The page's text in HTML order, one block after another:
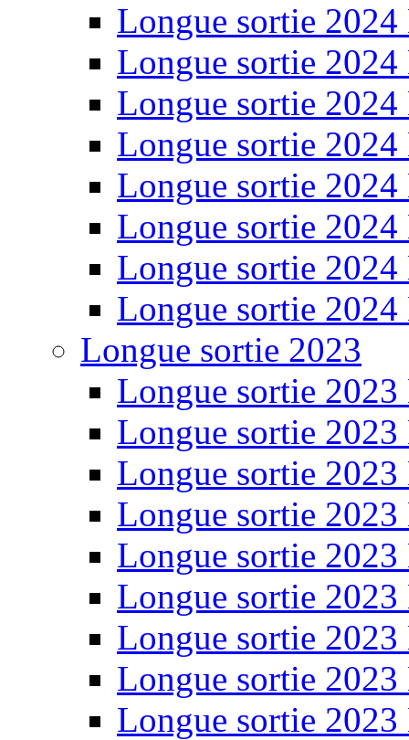
Longue sortie 2024
Longue sortie 2024
Longue sortie 2024
Longue sortie 2024
Longue sortie 2024
Longue sortie 2024
Longue sortie 2024
Longue sortie 2024
Longue sortie 2023
Longue sortie 2023
Longue sortie 2023
Longue sortie 2023
Longue sortie 2023
Longue sortie 2023
Longue sortie 2023
Longue sortie 2023
Longue sortie 2023
Longue sortie 2023